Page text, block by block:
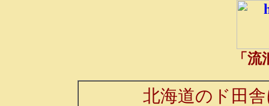
「
北海道のド田